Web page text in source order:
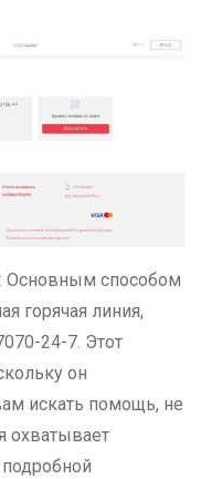
: Основным способом
горячая линия,
24-7. Этот
он
искать помощь, не
охватывает